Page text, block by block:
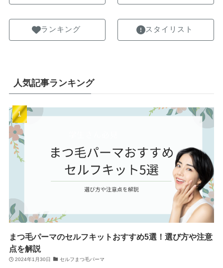
ランキング スタイリスト
人気記事ランキング
まつ毛パーマのセルフキットおすすめ5選！選び方や注意
点を解説
2024年1月30日 セルフまつ毛パーマ